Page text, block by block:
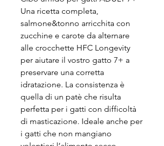
Una ricetta completa,
salmone&tonno arricchita con
zucchine e carote da alternare
alle crocchette HFC Longevity
per aiutare il vostro gatto 7+ a
preservare una corretta
idratazione. La consistenza è
quella di un patè che risulta
perfetta per i gatti con difficoltà
di masticazione. Ideale anche per
i gatti che non mangiano